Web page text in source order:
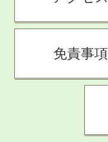
免責事項